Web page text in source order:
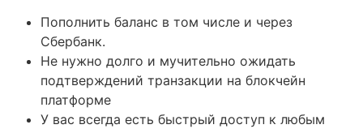
Пополнить баланс в том числе и через
Сбербанк.
Не нужно долго и мучительно ожидать
подтверждений транзакции на блокчейн
платформе
У вас всегда есть быстрый доступ к любым